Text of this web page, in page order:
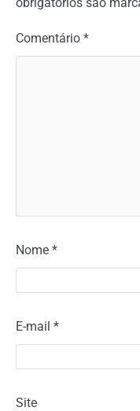
Comentário *
Nome *
E-mail *
Site